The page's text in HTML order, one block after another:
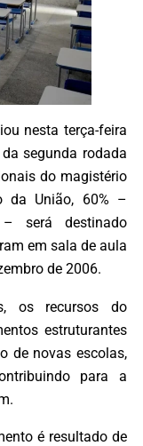
nesta terça-feira
segunda rodada
do magistério
da União, 60% –
será destinado
em sala de aula
de 2006.
os recursos do
estruturantes
de novas escolas,
para a
é resultado de